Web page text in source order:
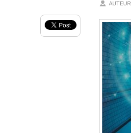
AUTEUR